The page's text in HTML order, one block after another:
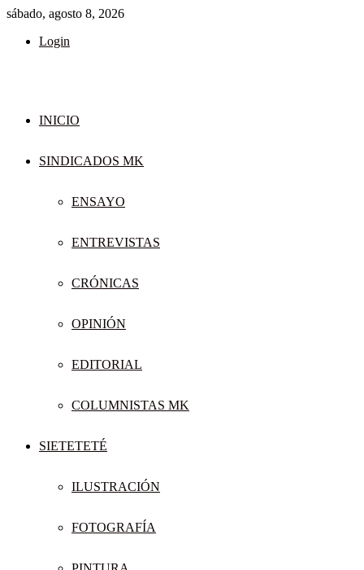
sábado, agosto 8, 2026
Login
INICIO
SINDICADOS MK
ENSAYO
ENTREVISTAS
CRÓNICAS
OPINIÓN
EDITORIAL
COLUMNISTAS MK
SIETETETÉ
ILUSTRACIÓN
FOTOGRAFÍA